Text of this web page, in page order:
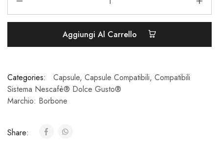
Aggiungi Al Carrello
Categories: Capsule, Capsule Compatibili, Compatibili
Sistema Nescafè® Dolce Gusto®
Marchio: Borbone
Share: